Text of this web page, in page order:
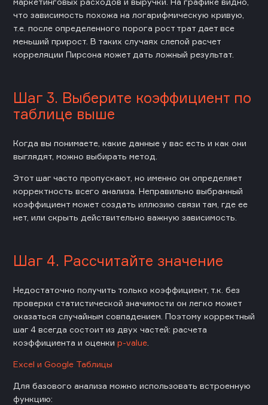
что зависимость похожа на логарифмическую кривую,
т.е. после определенного порога рост трат дает все
меньший прирост. В таких случаях слепой расчет
корреляции Пирсона может дать ложный результат.
Шаг 3. Выберите коэффициент по
таблице выше
Когда вы понимаете, какие данные у вас есть и как они
выглядят, можно выбирать метод.
Этот шаг часто пропускают, но именно он определяет
корректность всего анализа. Неправильно выбранный
коэффициент может создать иллюзию связи там, где ее
нет, или скрыть действительно важную зависимость.
Шаг 4. Рассчитайте значение
Недостаточно получить только коэффициент, т.к. без
проверки статистической значимости он легко может
оказаться случайным совпадением. Поэтому корректный
шаг 4 всегда состоит из двух частей: расчета
коэффициента и оценки p-value
Excel и Google Таблицы
Для базового анализа можно использовать встроенную
функцию: